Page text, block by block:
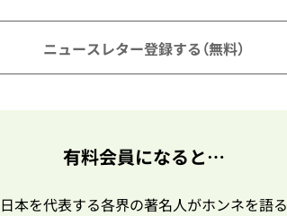
ニュースレター登録する（無料）
有料会員になると…
日本を代表する各界の著名人がホンネを語る